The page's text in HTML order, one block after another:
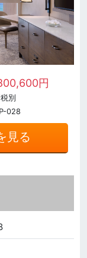
円
別
028
見る